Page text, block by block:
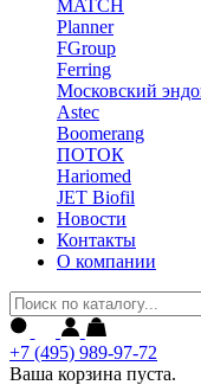
MATCH
Planner
FGroup
Ferring
Московский
Astec
Boomerang
ПОТОК
Hariomed
JET Biofil
Новости
Контакты
О компании
+7 (495) 989-97-72
Ваша корзина пуста.